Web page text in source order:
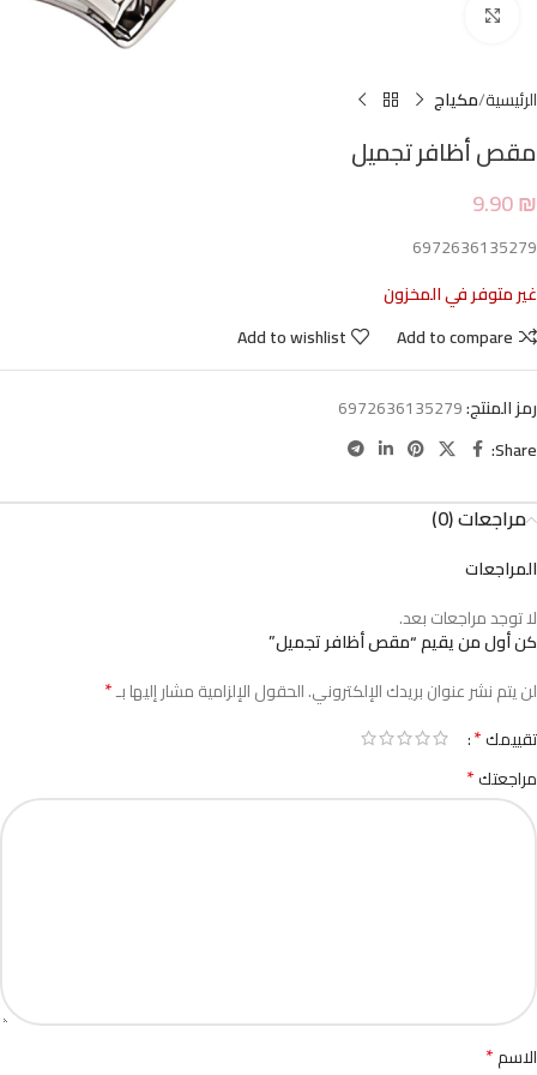
الرئيسية مكياج
مقص أظافر تجميل
9.90₪
6972636135279
غير متوفر في المخزون
Add to compare
Add to wishlist
رمز المنتج:6972636135279
Share:
مراجعات (0)
المراجعات
لا توجد مراجعات بعد.
كن أول من يقيم “مقص أظافر تجميل”
لن يتم نشر عنوان بريدك الإلكتروني.الحقول الإلزامية مشار إليها بـ*
تقييمك*
مراجعتك*
الاسم*